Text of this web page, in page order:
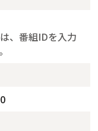
、番組IDを入力